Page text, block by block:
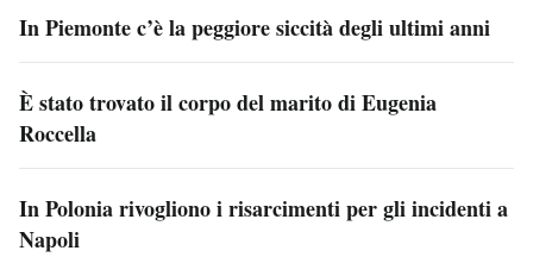
In Piemonte c’è la peggiore siccità degli ultimi anni
È stato trovato il corpo del marito di Eugenia
Roccella
In Polonia rivogliono i risarcimenti per gli incidenti a
Napoli